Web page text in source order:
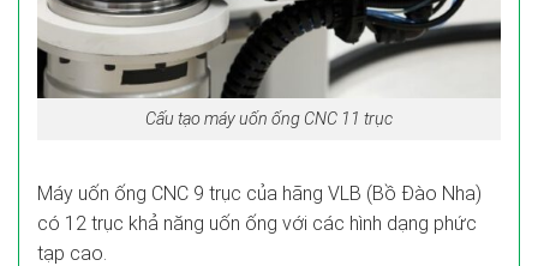
Cấu tạo máy uốn ống CNC 11 trục
Máy uốn ống CNC 9 trục của hãng VLB (Bồ Đào Nha)
có 12 trục khả năng uốn ống với các hình dạng phức
tạp cao.